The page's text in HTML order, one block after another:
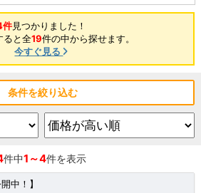
件見つかりました！
ると全19件の中から探せます。
今すぐ見る
条件を絞り込む
件中1～4件を表示
中！】